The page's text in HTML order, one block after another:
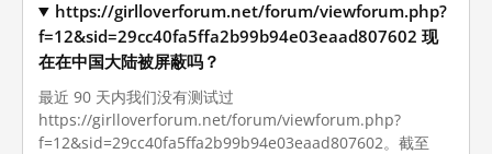
https://girlloverforum.net/forum/viewforum.php?
f=12&sid=29cc40fa5ffa2b99b94e03eaad807602 现
在在中国大陆被屏蔽吗？
最近 90 天内我们没有测试过
https://girlloverforum.net/forum/viewforum.php?
f=12&sid=29cc40fa5ffa2b99b94e03eaad807602。截至